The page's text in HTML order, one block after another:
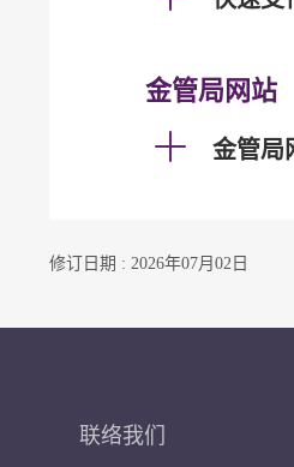
金管局网站
金管局
修订日期 : 2026年07月02日
联络我们